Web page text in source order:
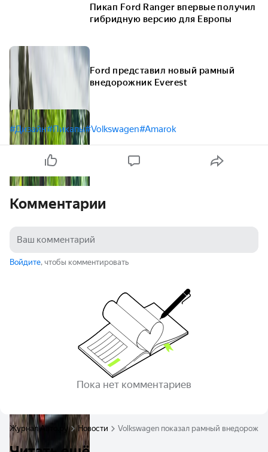
Пикап Ford Ranger впервые получил
гибридную версию для Европы
Ford представил новый рамный
внедорожник Everest
#Дизайн#Пикапы#Volkswagen#Amarok
Комментарии
Войдите, чтобы комментировать
Пока нет комментариев
Журнал Авто.ру Новости Volkswagen показал рамный